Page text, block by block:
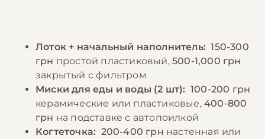
помогают поддерживать кошку в хорошей
форме и предотвращают появление
поведенческих проблем.
🎁 −10% на зоотовары
По промокоду E-PET
овощей. Важно не перекармливать питомца
и следить за его весом. Кормление
взрослой кошки рекомендуется
осуществлять 2-3 раза в день,
придерживаясь установленного графика.
Обязательно обеспечение постоянного
Лоток + начальный наполнитель: 150-300
грн простой пластиковый,500-1,000 грн
закрытый с фильтром
Миски для еды и воды (2 шт): 100-200 грн
керамические или пластиковые, 400-800
грн на подставке с автопоилкой
Когтеточка: 200-400 грн настенная или